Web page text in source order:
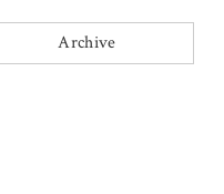
Archive